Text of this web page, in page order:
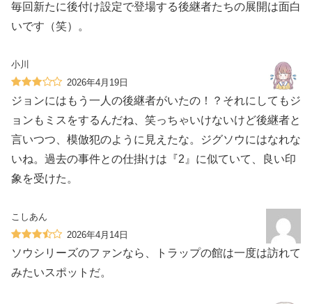
毎回新たに後付け設定で登場する後継者たちの展開は面白
いです（笑）。
小川
2026年4月19日
ジョンにはもう一人の後継者がいたの！？それにしてもジ
ョンもミスをするんだね、笑っちゃいけないけど後継者と
言いつつ、模倣犯のように見えたな。ジグソウにはなれな
いね。過去の事件との仕掛けは『2』に似ていて、良い印
象を受けた。
こしあん
2026年4月14日
ソウシリーズのファンなら、トラップの館は一度は訪れて
みたいスポットだ。